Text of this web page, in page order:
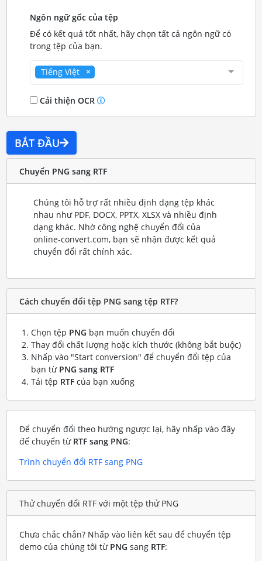
Ngôn ngữ gốc của tệp
Để có kết quả tốt nhất, hãy chọn tất cả ngôn ngữ có
trong tệp của bạn.
Tiếng Việt
Cải thiện OCR
BẮT ĐẦU
Chuyển PNG sang RTF
Chúng tôi hỗ trợ rất nhiều định dạng tệp khác
nhau như PDF, DOCX, PPTX, XLSX và nhiều định
dạng khác. Nhờ công nghệ chuyển đổi của
online-convert.com, bạn sẽ nhận được kết quả
chuyển đổi rất chính xác.
Cách chuyển đổi tệp PNG sang tệp RTF?
Chọn tệp PNG bạn muốn chuyển đổi
Thay đổi chất lượng hoặc kích thước (không bắt buộc)
Nhấp vào "Start conversion" để chuyển đổi tệp của
bạn từ PNG sang RTF
Tải tệp RTFcủa bạn xuống
Để chuyển đổi theo hướng ngược lại, hãy nhấp vào đây
để chuyển từ RTF sang PNG:
Trình chuyển đổi RTF sang PNG
Thử chuyển đổi RTF với một tệp thử PNG
Chưa chắc chắn? Nhấp vào liên kết sau để chuyển tệp
demo của chúng tôi từ PNG sang RTF: